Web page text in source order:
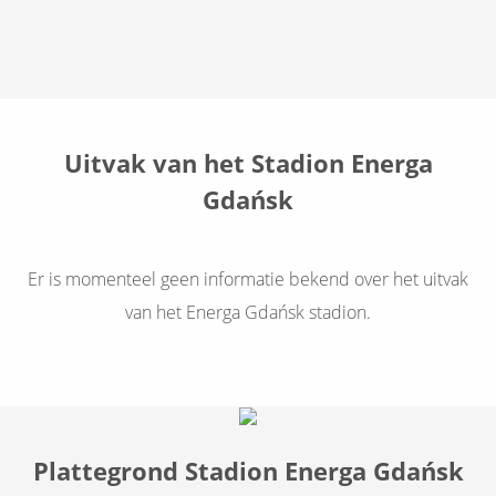
Uitvak van het Stadion Energa
Gdańsk
Er is momenteel geen informatie bekend over het uitvak
van het Energa Gdańsk stadion.
Plattegrond Stadion Energa Gdańsk